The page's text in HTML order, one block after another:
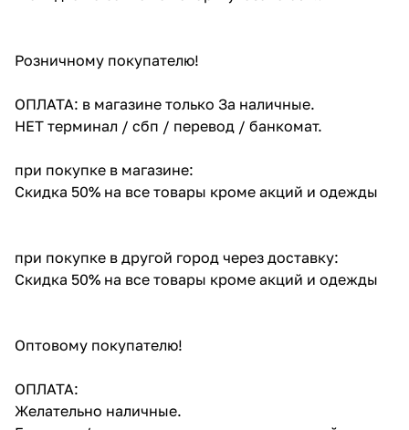
Розничному покупателю!
ОПЛАТА: в магазине только За наличные.
НЕТ терминал / сбп / перевод / банкомат.
при покупке в магазине:
Скидка 50% на все товары кроме акций и одежды
при покупке в другой город через доставку:
Скидка 50% на все товары кроме акций и одежды
Оптовому покупателю!
ОПЛАТА:
Желательно наличные.